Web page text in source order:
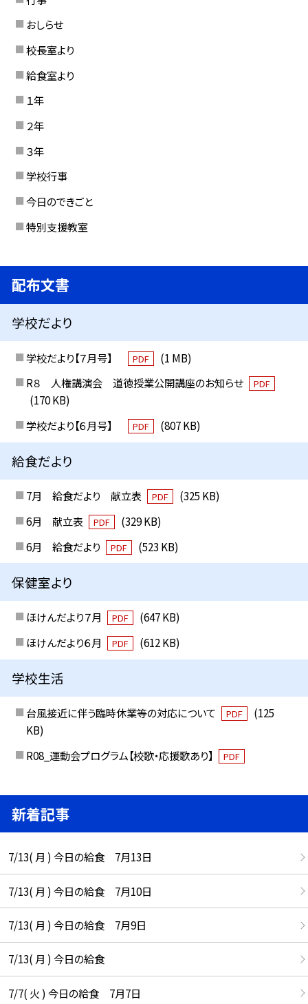
おしらせ
校長室より
給食室より
１年
２年
３年
学校行事
今日のできごと
特別支援教室
配布文書
学校だより
学校だより【７月号】 PDF
(1 MB)
R８ 人権講演会 道徳授業公開講座のお知らせ
PDF
(170 KB)
学校だより【６月号】
PDF (807 KB)
給食だより
7月 給食だより 献立表 PDF
(325 KB)
6月 献立表
PDF
(329 KB)
6月 給食だより
PDF (523 KB)
保健室より
ほけんだより７月 PDF
(647 KB)
ほけんだより６月
PDF (612 KB)
学校生活
台風接近に伴う臨時休業等の対応について PDF
(125
KB)
R08_運動会プログラム【校歌・応援歌あり】
PDF
新着記事
7/13( 月 ) 今日の給食 7月13日
7/13( 月 ) 今日の給食 7月10日
7/13( 月 ) 今日の給食 7月9日
7/13( 月 ) 今日の給食
7/7( 火 ) 今日の給食 7月7日